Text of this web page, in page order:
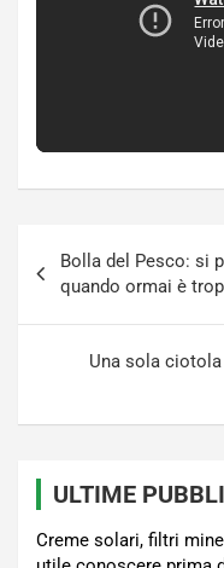
articoli
Bolla del Pesco: si
quando ormai è
Una sola
ULTIME
Creme solari, filtri